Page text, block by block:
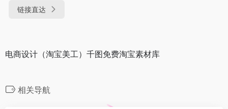
链接直达
电商设计（淘宝美工）千图免费淘宝素材库
相关导航